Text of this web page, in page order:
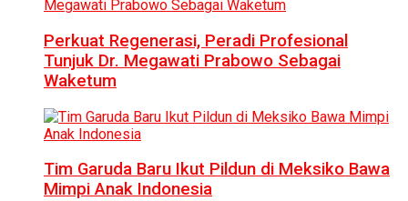
Perkuat Regenerasi, Peradi Profesional
Tunjuk Dr. Megawati Prabowo Sebagai
Waketum
Tim Garuda Baru Ikut Pildun di Meksiko Bawa
Mimpi Anak Indonesia